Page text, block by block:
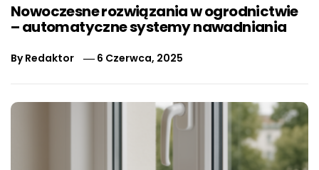
Nowoczesne rozwiązania w ogrodnictwie
– automatyczne systemy nawadniania
ByRedaktor 6 Czerwca, 2025